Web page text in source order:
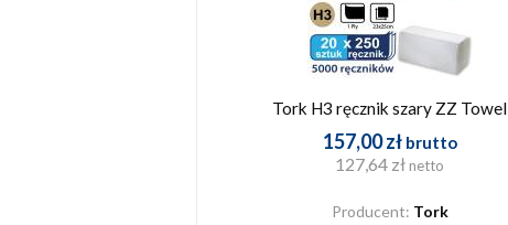
Tork H3 ręcznik szary ZZ Towel
157,00 zł brutto
127,64 zł netto
Producent: Tork